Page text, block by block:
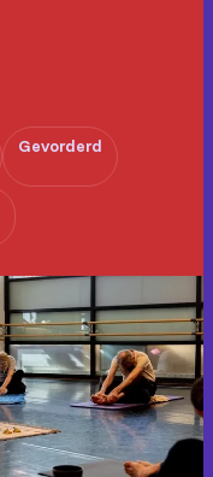
Gevorderd